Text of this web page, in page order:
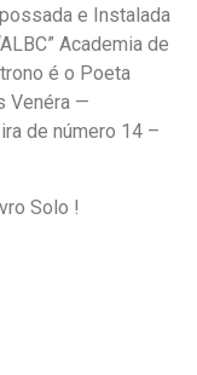
e Instalada
Academia de
é o Poeta
Venéra —
de número 14 –
Solo !